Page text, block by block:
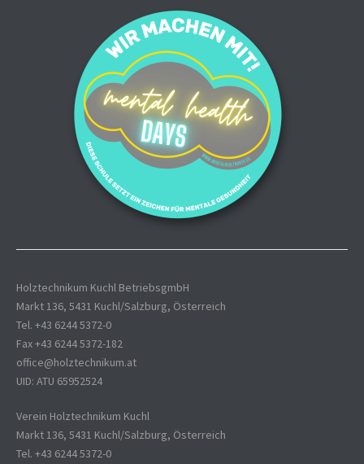
Holztechnikum Kuchl BetriebsgmbH
Markt 136, 5431 Kuchl/Salzburg, Österreich
Tel. +43 6244 5372-0
Fax +43 6244 5372-182
office@holztechnikum.at
UID: ATU 65952524
Verein Holztechnikum Kuchl
Markt 136, 5431 Kuchl/Salzburg, Österreich
Tel. +43 6244 5372-0